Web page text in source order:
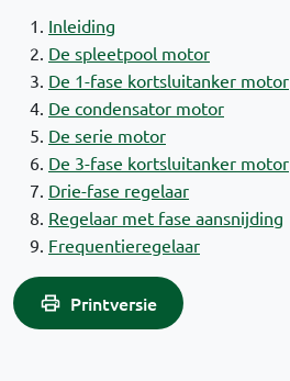
Inleiding
De spleetpool motor
De 1-fase kortsluitanker motor
De condensator motor
De serie motor
De 3-fase kortsluitanker motor
Drie-fase regelaar
Regelaar met fase aansnijding
Frequentieregelaar
Printversie